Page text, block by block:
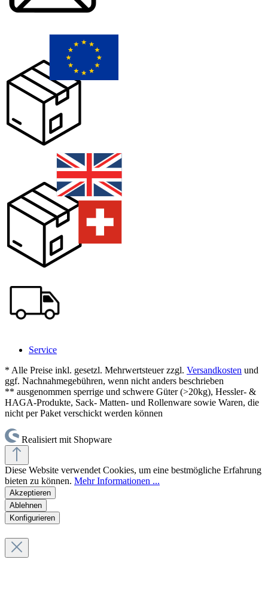
Service
* Alle Preise inkl. gesetzl. Mehrwertsteuer zzgl. Versandkosten und
ggf. Nachnahmegebühren, wenn nicht anders beschrieben
** ausgenommen sperrige und schwere Güter (>20kg), Hessler- &
HAGA-Produkte, Sack- Matten- und Rollenware sowie Waren, die
nicht per Paket verschickt werden können
Realisiert mit Shopware
Diese Website verwendet Cookies, um eine bestmögliche Erfahrung
bieten zu können. Mehr Informationen ...
Akzeptieren
Ablehnen
Konfigurieren